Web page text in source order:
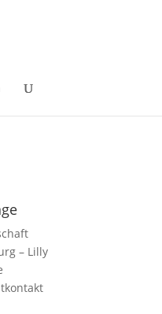
– Lilly